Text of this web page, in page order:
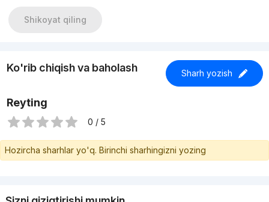
Shikoyat qiling
Ko'rib chiqish va baholash Sharh yozish
Reyting
0 / 5
Hozircha sharhlar yo'q. Birinchi sharhingizni yozing